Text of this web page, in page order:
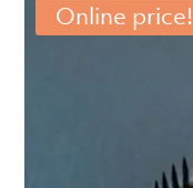
Online price!